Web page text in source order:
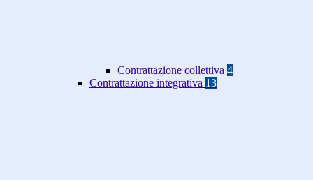
Contrattazione collettiva 4
Contrattazione integrativa 13